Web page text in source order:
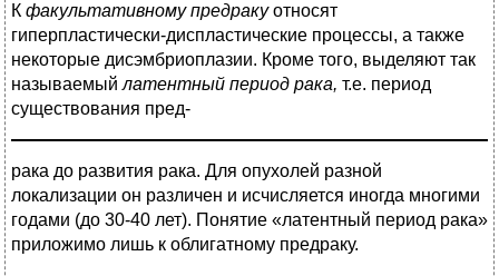
К факультативному предракуотносят
гиперпластически-диспластические процессы, а также
некоторые дисэмбриоплазии. Кроме того, выделяют так
называемый латентный период рака, т.е. период
существования пред-
рака до развития рака. Для опухолей разной
локализации он различен и исчисляется иногда многими
годами (до 30-40 лет). Понятие «латентный период рака»
приложимо лишь к облигатному предраку.